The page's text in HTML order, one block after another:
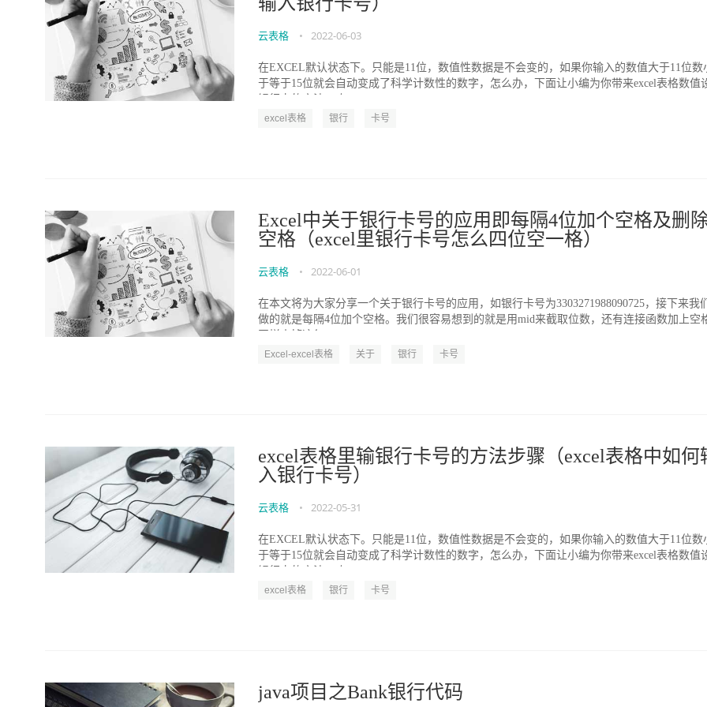
云表格 • 2022-06-03
在EXCEL默认状态下。只能是11位，数值性数据是不会变的，如果你输入的数值大于11位数
于等于15位就会自动变成了科学计数性的数字，怎么办，下面让小编为你带来excel表格数值
excel表格 银行 卡号
Excel中关于银行卡号的应用即每隔4位加个空格及删
空格（excel里银行卡号怎么四位空一格）
云表格 • 2022-06-01
在本文将为大家分享一个关于银行卡号的应用，如银行卡号为3303271988090725，接下来我
做的就是每隔4位加个空格。我们很容易想到的就是用mid来截取位数，还有连接函数加上空
Excel-excel表格 关于 银行 卡号
excel表格里输银行卡号的方法步骤（excel表格中如何
入银行卡号）
云表格 • 2022-05-31
在EXCEL默认状态下。只能是11位，数值性数据是不会变的，如果你输入的数值大于11位数
于等于15位就会自动变成了科学计数性的数字，怎么办，下面让小编为你带来excel表格数值
excel表格 银行 卡号
java项目之Bank银行代码